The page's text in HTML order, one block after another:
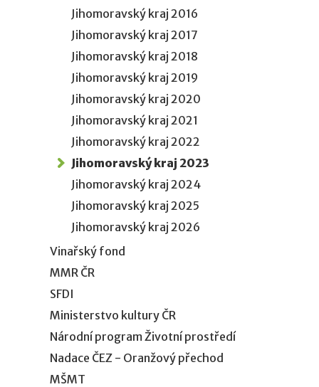
Jihomoravský kraj 2016
Jihomoravský kraj 2017
Jihomoravský kraj 2018
Jihomoravský kraj 2019
Jihomoravský kraj 2020
Jihomoravský kraj 2021
Jihomoravský kraj 2022
Jihomoravský kraj 2023
Jihomoravský kraj 2024
Jihomoravský kraj 2025
Jihomoravský kraj 2026
Vinařský fond
MMR ČR
SFDI
Ministerstvo kultury ČR
Národní program Životní prostředí
Nadace ČEZ - Oranžový přechod
MŠMT